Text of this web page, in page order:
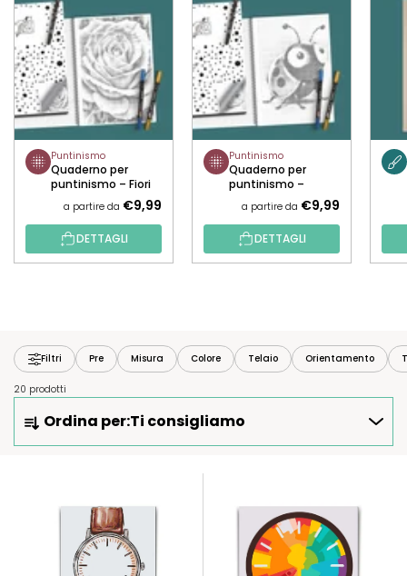
Puntinismo
Quaderno per
puntinismo – Fiori
a partire da €9,99
DETTAGLI
Puntinismo
Quaderno per
puntinismo –
a partire da €9,99
DETTAGLI
Filtri Pre Misura Colore Telaio Orientamento
20 prodotti
D
Ordina per:Ti consigliamo